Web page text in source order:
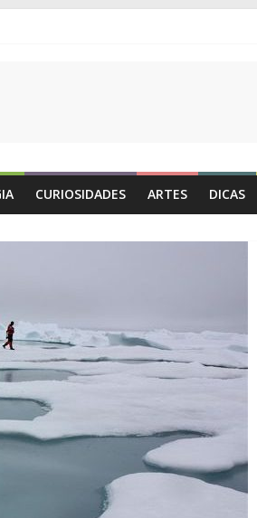
CURIOSIDADES ARTES DICAS